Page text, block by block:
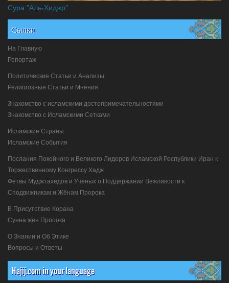
Сура "Аль-Хиджр"
Сылки
На Главную
Репортаж
Политические Статьи и Анализы
Религиозные Статьи и Мнения
Знакомство с исламскими достопримечательностями
Знакомство с Исламскими Сетками
Исламские Страны
Исламские События
Послания Покойного и Великого Лидеров Исламской Республики Иран к
Торжественному Конгрессу Хадж
Фетвы Муджтахедов и Учёных о Поддержании Вежливости к
Сподвижникам и Жёнам Пророка
В Присутствие Корана
Сунна жён Пропока
О Знании и Об Этике
Вопросы и Ответы
Hajij.com in your language